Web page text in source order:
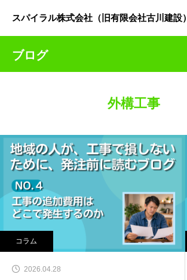
スパイラル株式会社（旧有限会社古川建設）
ブログ
外構工事
コラム
2026.04.28